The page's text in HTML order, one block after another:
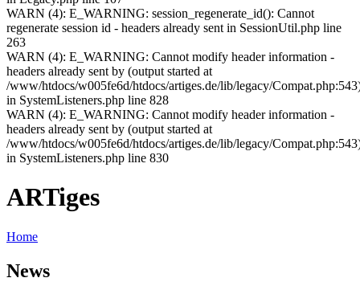
WARN (4): E_WARNING: session_regenerate_id(): Cannot
regenerate session id - headers already sent in SessionUtil.php line
263
WARN (4): E_WARNING: Cannot modify header information -
headers already sent by (output started at
/www/htdocs/w005fe6d/htdocs/artiges.de/lib/legacy/
in SystemListeners.php line 828
WARN (4): E_WARNING: Cannot modify header information -
headers already sent by (output started at
/www/htdocs/w005fe6d/htdocs/artiges.de/lib/legacy/
in SystemListeners.php line 830
ARTiges
Home
News